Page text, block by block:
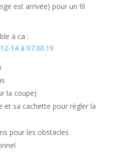
est arrivée) pour un fil
à ca :
la coupe)
et sa cachette pour régler la
pour les obstacles